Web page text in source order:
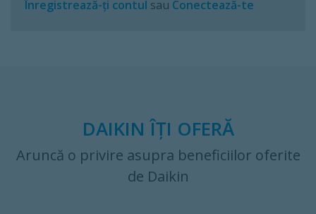
Înregistrează-ți contul sau Conectează-te
DAIKIN ÎȚI OFERĂ
Aruncă o privire asupra beneficiilor oferite
de Daikin